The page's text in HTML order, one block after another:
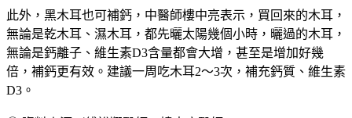
此外，黑木耳也可補鈣，中醫師樓中亮表示，買回來的木耳，
無論是乾木耳、濕木耳，都先曬太陽幾個小時，曬過的木耳，
無論是鈣離子、維生素D3含量都會大增，甚至是增加好幾
倍，補鈣更有效。建議一周吃木耳2～3次，補充鈣質、維生素